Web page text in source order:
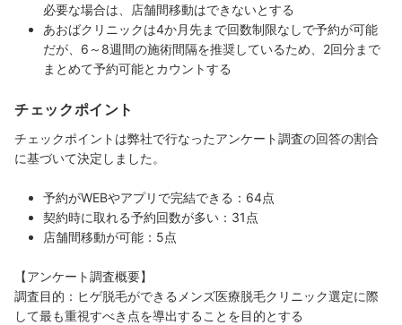
必要な場合は、店舗間移動はできないとする
あおばクリニックは4か月先まで回数制限なしで予約が可能
だが、6～8週間の施術間隔を推奨しているため、2回分まで
まとめて予約可能とカウントする
チェックポイント
チェックポイントは弊社で行なったアンケート調査の回答の割合
に基づいて決定しました。
予約がWEBやアプリで完結できる：64点
契約時に取れる予約回数が多い：31点
店舗間移動が可能：5点
【アンケート調査概要】
調査目的：ヒゲ脱毛ができるメンズ医療脱毛クリニック選定に際
して最も重視すべき点を導出することを目的とする